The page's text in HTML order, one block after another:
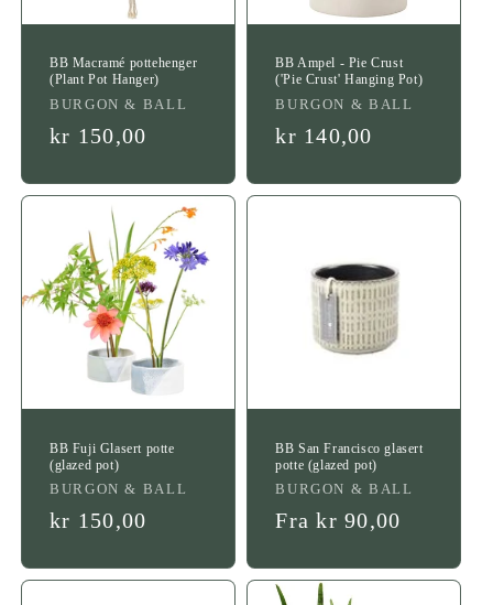
BB Macramé pottehenger
(Plant Pot Hanger)
Leverandør:
BURGON & BALL
Vanlig
kr 150,00
BB Ampel - Pie Crust
('Pie Crust' Hanging Pot)
Leverandør:
BURGON & BALL
Vanlig
kr 140,00
BB Fuji Glasert potte
(glazed pot)
Leverandør:
BURGON & BALL
Vanlig
kr 150,00
BB San Francisco glasert
potte (glazed pot)
Leverandør:
BURGON & BALL
Vanlig
Fra kr 90,00